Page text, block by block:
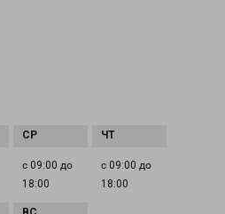
с 09:00 до
18:00
с 09:00 до
18:00